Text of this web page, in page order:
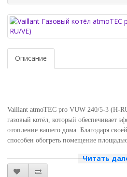
Описание
Vaillant atmoTEC pro VUW 240/5-3 (H-
газовый котёл, который обеспечивает
отопление вашего дома. Благодаря
способен обогреть помещение
Одним из главных преимуществ этого
эффективность. Он использует
Читать